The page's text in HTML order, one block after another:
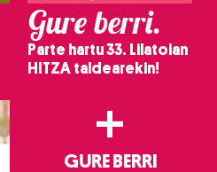
Gure berri.
Parte hartu 33. Lilatoian
HITZA taldearekin!
+
GURE BERRI